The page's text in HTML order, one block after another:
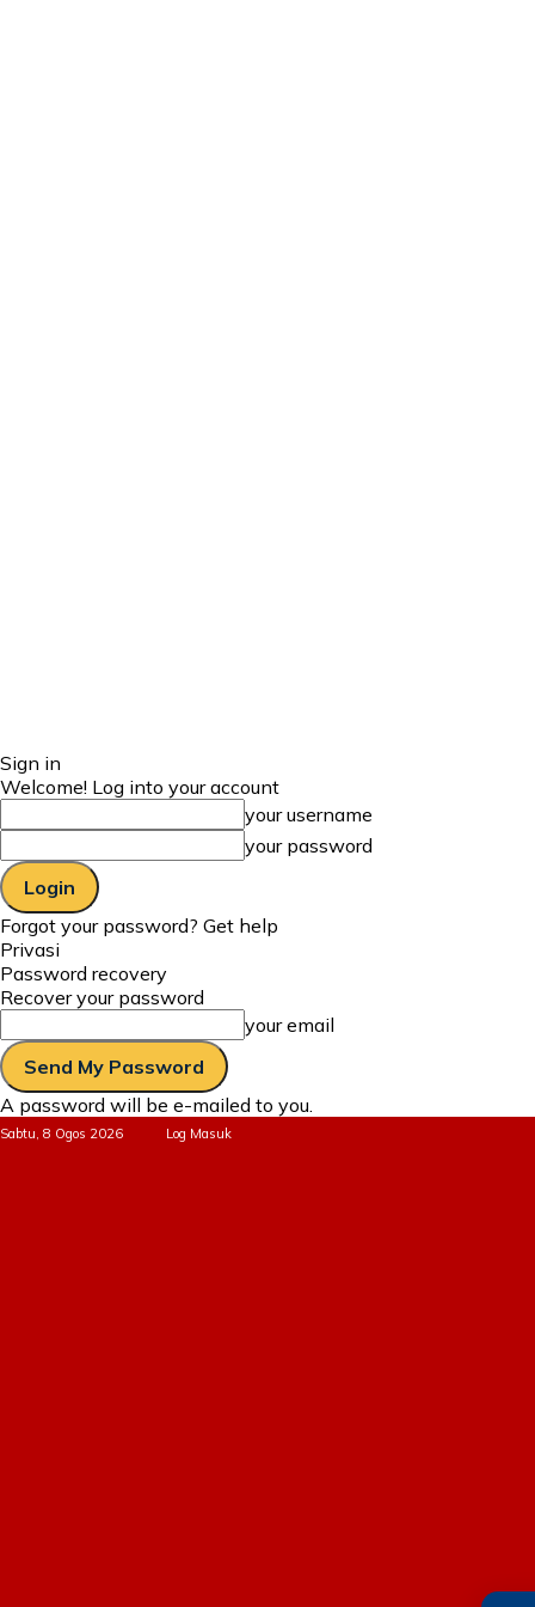
Sign in
Welcome! Log into your account
your username
your password
Forgot your password? Get help
Privasi
Password recovery
Recover your password
your email
A password will be e-mailed to you.
Sabtu, 8 Ogos 2026 Log Masuk